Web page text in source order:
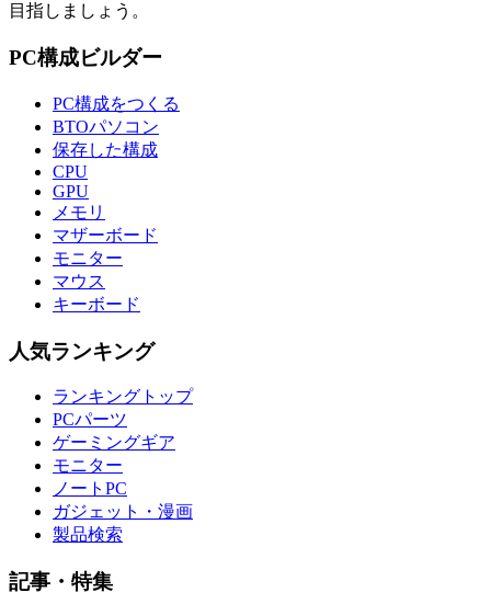
目指しましょう。
PC構成ビルダー
PC構成をつくる
BTOパソコン
保存した構成
CPU
GPU
メモリ
マザーボード
モニター
マウス
キーボード
人気ランキング
ランキングトップ
PCパーツ
ゲーミングギア
モニター
ノートPC
ガジェット・漫画
製品検索
記事・特集